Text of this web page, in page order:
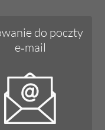
do poczty
e‑mail